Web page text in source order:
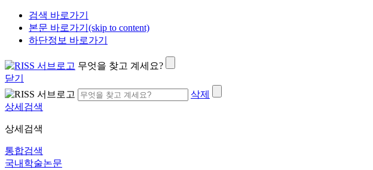
검색 바로가기
본문 바로가기(skip to content)
하단정보 바로가기
무엇을 찾고 계세요?
닫기
삭제
상세검색
상세검색
통합검색
국내학술논문